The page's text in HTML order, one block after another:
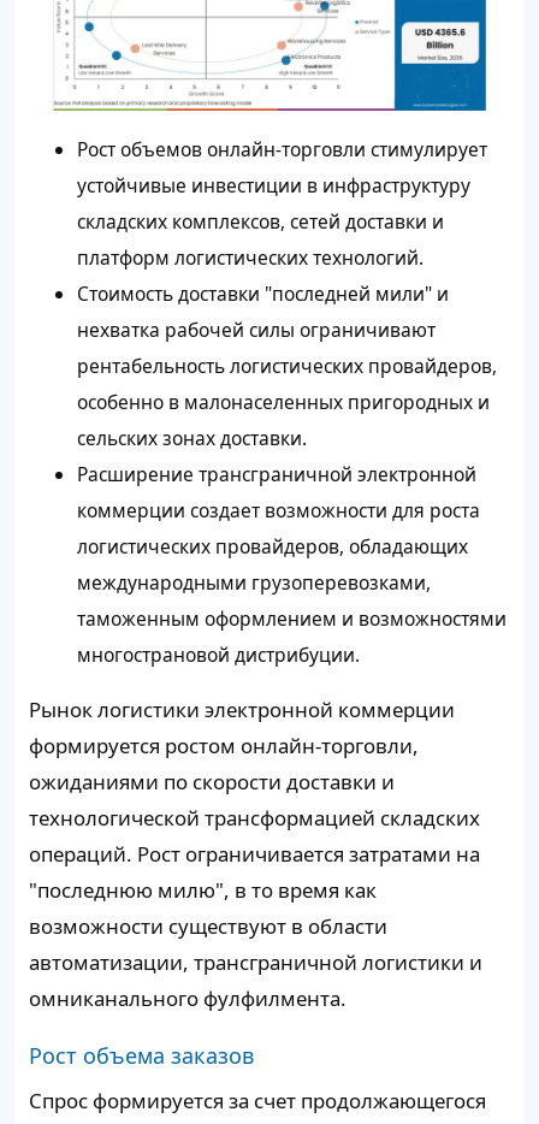
Рост объемов онлайн-торговли стимулирует
устойчивые инвестиции в инфраструктуру
складских комплексов, сетей доставки и
платформ логистических технологий.
Стоимость доставки "последней мили" и
нехватка рабочей силы ограничивают
рентабельность логистических провайдеров,
особенно в малонаселенных пригородных и
сельских зонах доставки.
Расширение трансграничной электронной
коммерции создает возможности для роста
логистических провайдеров, обладающих
международными грузоперевозками,
таможенным оформлением и возможностями
многострановой дистрибуции.
Рынок логистики электронной коммерции
формируется ростом онлайн-торговли,
ожиданиями по скорости доставки и
технологической трансформацией складских
операций. Рост ограничивается затратами на
"последнюю милю", в то время как
возможности существуют в области
автоматизации, трансграничной логистики и
омниканального фулфилмента.
Рост объема заказов
Спрос формируется за счет продолжающегося